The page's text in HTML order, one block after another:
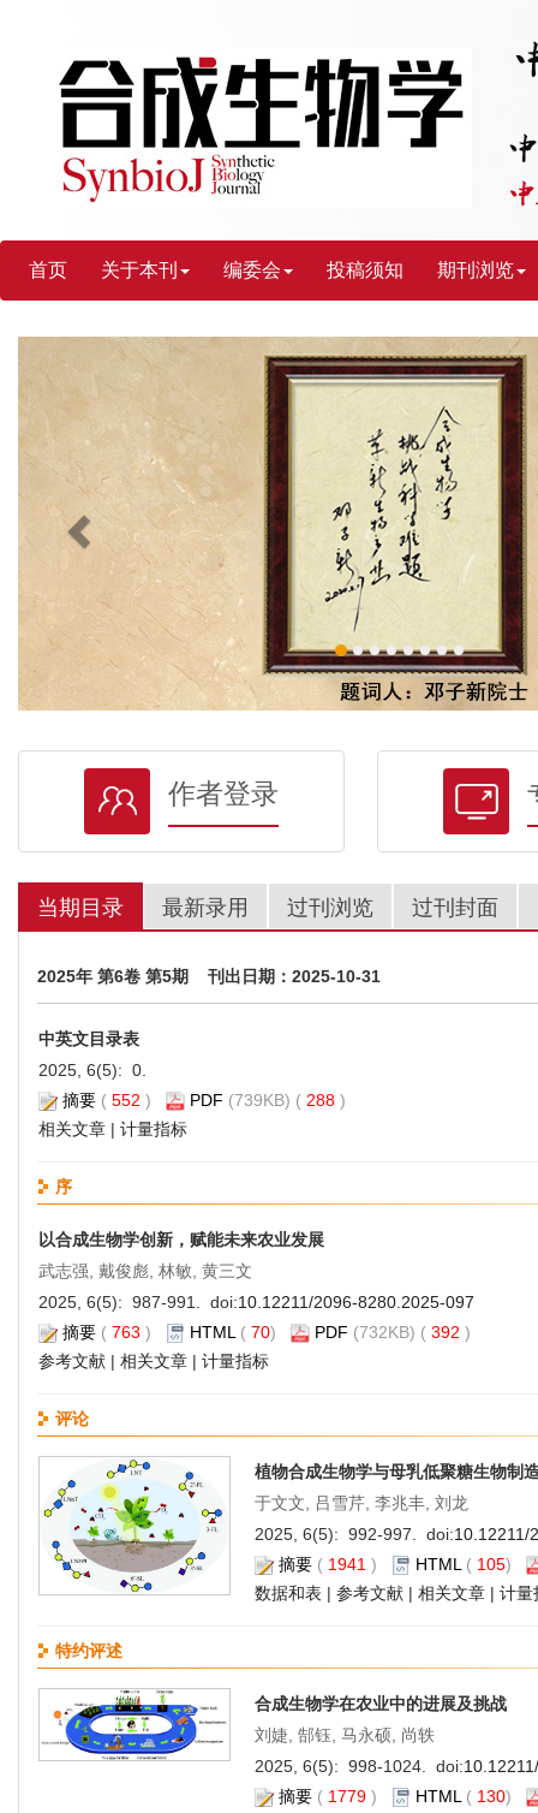
首页 关于本刊 编委会 投稿须知 期刊浏览
Previous
作者登录
当期目录 最新录用 过刊浏览 过刊封面
2025年 第6卷 第5期 刊出日期：2025-10-31
中英文目录表
2025, 6(5): 0.
摘要 ( 552 ) PDF (739KB) ( 288 )
相关文章 | 计量指标
序
以合成生物学创新，赋能未来农业发展
武志强, 戴俊彪, 林敏, 黄三文
2025, 6(5): 987-991. doi:10.12211/2096-8280.2025-097
摘要 ( 763 ) HTML ( 70) PDF (732KB) ( 392 )
参考文献 | 相关文章 | 计量指标
评论
植物合成生物学与母乳低聚糖生物制
于文文, 吕雪芹, 李兆丰, 刘龙
2025, 6(5): 992-997. doi:10.12211/
摘要 ( 1941 ) HTML ( 105)
数据和表 | 参考文献 | 相关文章 | 计量
特约评述
合成生物学在农业中的进展及挑战
刘婕, 郜钰, 马永硕, 尚轶
2025, 6(5): 998-1024. doi:
摘要 ( 1779 ) HTML ( 130)